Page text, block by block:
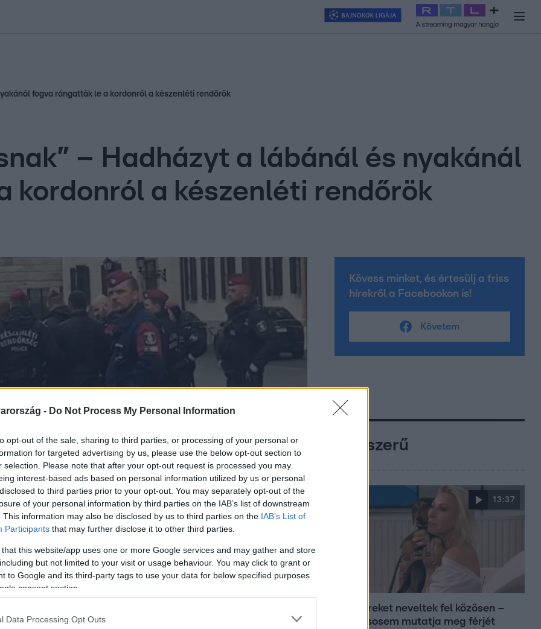
- Do Not Process My Personal Information
opt-out of the sale, sharing to third parties, or processing of your personal or
for targeted advertising by us, please use the below opt-out section to
selection. Please note that after your opt-out request is processed you may
interest-based ads based on personal information utilized by us or personal
to third parties prior to your opt-out. You may separately opt-out of the
of your personal information by third parties on the IAB’s list of downstream
This information may also be disclosed by us to third parties on the IAB’s List of
Participants that may further disclose it to other third parties.
that this website/app uses one or more Google services and may gather and store
but not limited to your visit or usage behaviour. You may click to grant or
to Google and its third-party tags to use your data for below specified purposes
consent section.
Data Processing Opt Outs
Exek csatája 2026 Celeb vagyok, ments ki innen
fogva rángatták le a kordonról a készenléti rendőrök
– Hadházyt a lábánál és nyakánál
kordonról a készenléti rendőrök
Kövess minket, és értesülj a friss
hírekről a Facebookon is!
Követem
Népszerű
13:37
Öt gyereket neveltek fel közösen –
szinte sosem mutatja meg férjét